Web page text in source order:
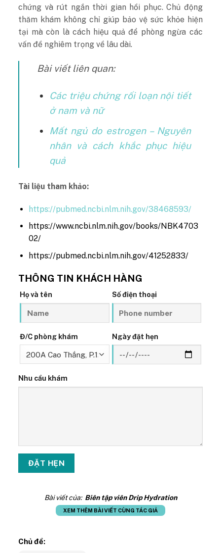
chứng và rút ngắn thời gian hồi phục. Chủ động
thăm khám không chỉ giúp bảo vệ sức khỏe hiện
tại mà còn là cách hiệu quả để phòng ngừa các
vấn đề nghiêm trọng về lâu dài.
Bài viết liên quan:
Các triệu chứng rối loạn nội tiết
ở nam và nữ
Mất ngủ do estrogen – Nguyên
nhân và cách khắc phục hiệu
quả
Tài liệu tham khảo:
https://pubmed.ncbi.nlm.nih.gov/38468593/
https://www.ncbi.nlm.nih.gov/books/NBK4703
02/
https://pubmed.ncbi.nlm.nih.gov/41252833/
THÔNG TIN KHÁCH HÀNG
Họ và tên Số điện thoại
Đ/C phòng khám Ngày đặt hẹn
Nhu cầu khám
Bài viết của: Biên tập viên Drip Hydration
XEM THÊM BÀI VIẾT CÙNG TÁC GIẢ
Chủ đề: